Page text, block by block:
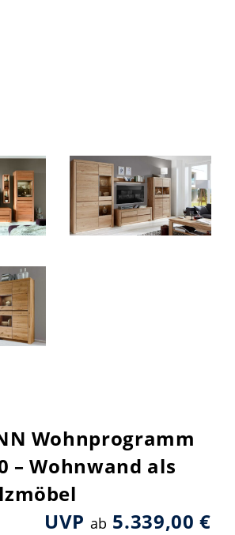
Wohnprogramm
– Wohnwand als
UVP ab 5.339,00 €